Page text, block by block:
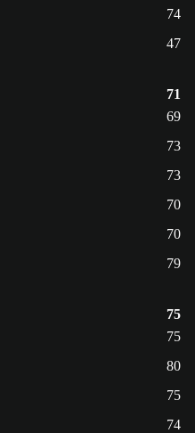
74
47
71
69
73
73
70
70
79
75
75
80
75
74